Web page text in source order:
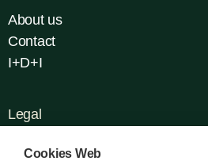
About us
Contact
I+D+I
Legal
Política de Cookies
Cookies Web